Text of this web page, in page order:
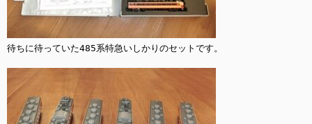
待ちに待っていた485系特急いしかりのセットです。